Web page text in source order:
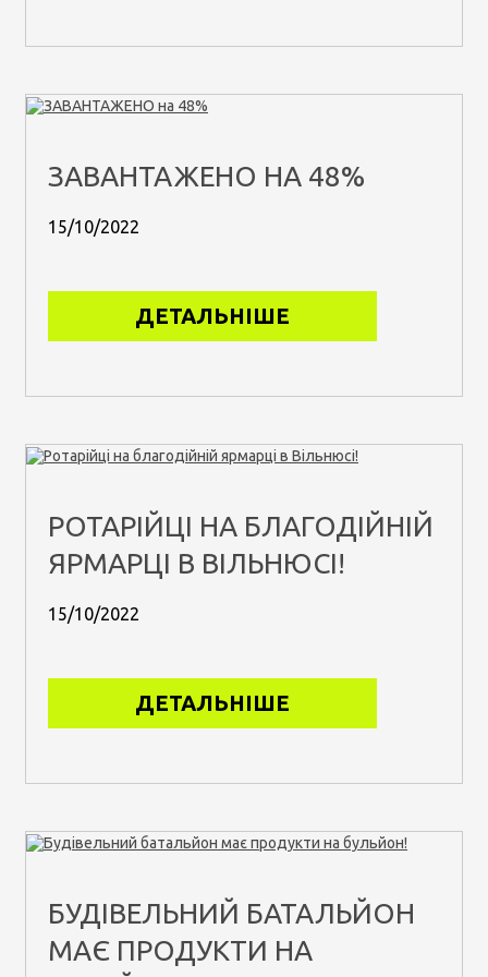
ЗАВАНТАЖЕНО НА 48%
15/10/2022
ДЕТАЛЬНІШЕ
РОТАРІЙЦІ НА БЛАГОДІЙНІЙ
ЯРМАРЦІ В ВІЛЬНЮСІ!
15/10/2022
ДЕТАЛЬНІШЕ
БУДІВЕЛЬНИЙ БАТАЛЬЙОН
МАЄ ПРОДУКТИ НА